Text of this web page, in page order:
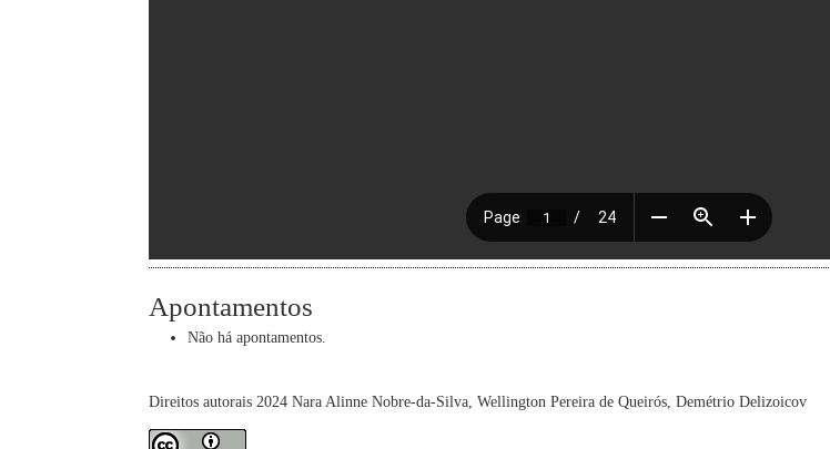
Apontamentos
Não há apontamentos.
Direitos autorais 2024 Nara Alinne Nobre-da-Silva, Wellington Pereira de Queirós, Demétrio Delizoicov